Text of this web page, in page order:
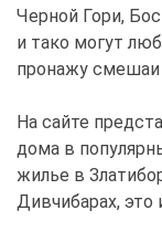
Черной Гори,
и тако могут
пронажу смешаи
На сайте
дома в
жилье в
Дивчибарах, это